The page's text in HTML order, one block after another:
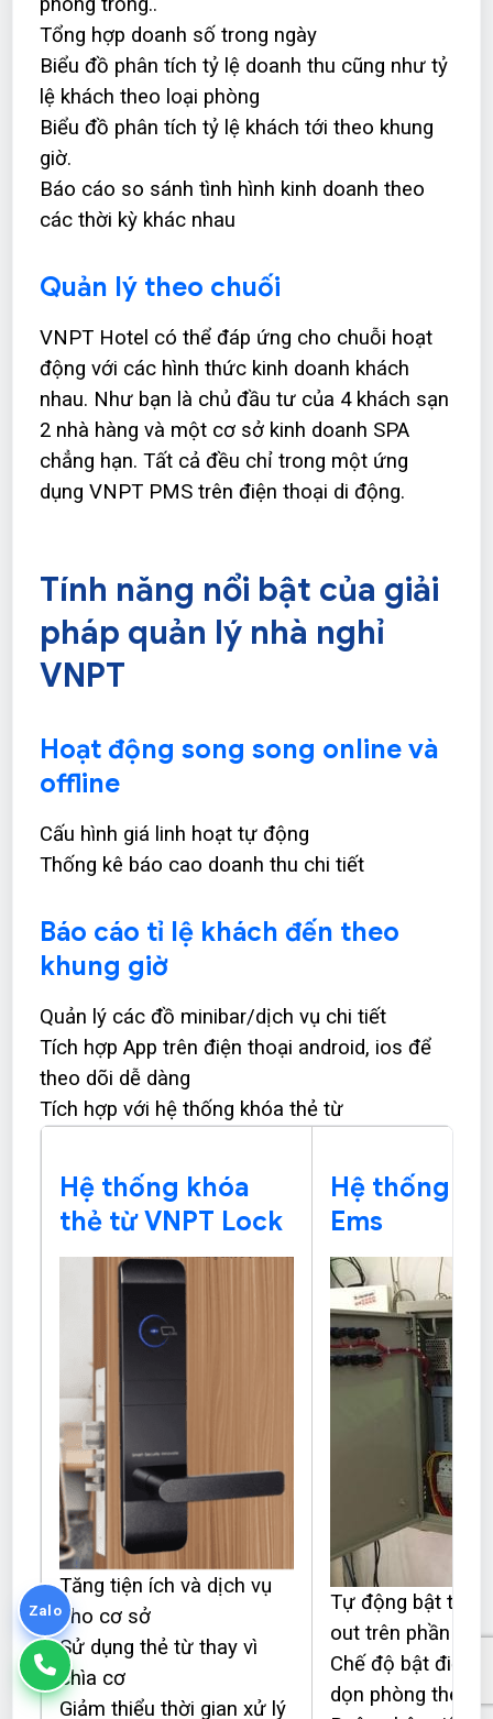
Tổng hợp doanh số trong ngày
Biểu đồ phân tích tỷ lệ doanh thu cũng như tỷ
lệ khách theo loại phòng
Biểu đồ phân tích tỷ lệ khách tới theo khung
giờ.
Báo cáo so sánh tình hình kinh doanh theo
các thời kỳ khác nhau
Quản lý theo chuối
VNPT Hotel có thể đáp ứng cho chuỗi hoạt
động với các hình thức kinh doanh khách
nhau. Như bạn là chủ đầu tư của 4 khách sạn
2 nhà hàng và một cơ sở kinh doanh SPA
chẳng hạn. Tất cả đều chỉ trong một ứng
dụng VNPT PMS trên điện thoại di động.
Tính năng nổi bật của giải
pháp quản lý nhà nghỉ
VNPT
Hoạt động song song online và
offline
Cấu hình giá linh hoạt tự động
Thống kê báo cao doanh thu chi tiết
Báo cáo tỉ lệ khách đến theo
khung giờ
Quản lý các đồ minibar/dịch vụ chi tiết
Tích hợp App trên điện thoại android, ios để
theo dõi dễ dàng
Tích hợp với hệ thống khóa thẻ từ
Hệ thống khóa
thẻ từ VNPT Lock
Tăng tiện ích và dịch vụ
cho cơ sở
Sử dụng thẻ từ thay vì
chìa cơ
Giảm thiểu thời gian xử lý
Hệ thống
Ems
Tự động bật tắt
out trên phần
Chế độ bật điện
dọn phòng theo
Zalo